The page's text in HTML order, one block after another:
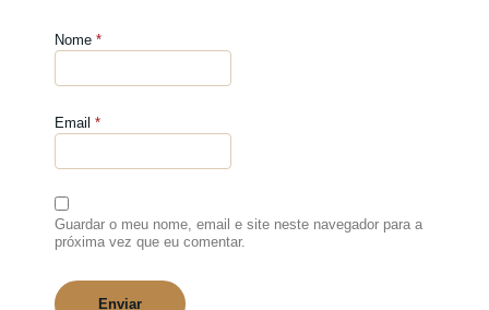
Nome *
Email *
Guardar o meu nome, email e site neste navegador para a
próxima vez que eu comentar.